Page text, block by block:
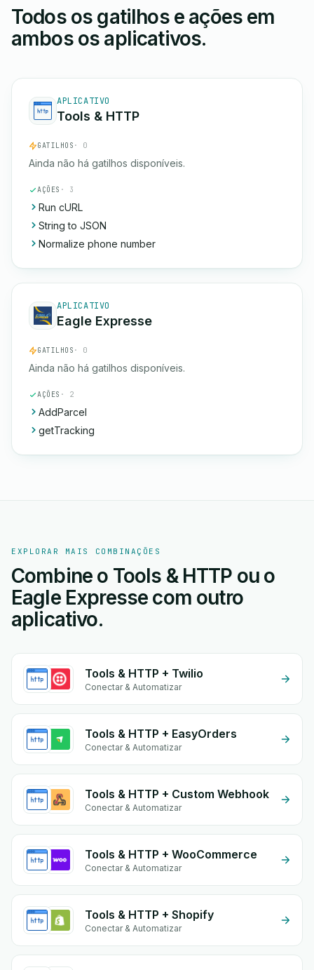
Todos os gatilhos e ações em
ambos os aplicativos.
APLICATIVO
Tools & HTTP
GATILHOS · 0
Ainda não há gatilhos disponíveis.
AÇÕES · 3
Run cURL
String to JSON
Normalize phone number
APLICATIVO
Eagle Expresse
GATILHOS · 0
Ainda não há gatilhos disponíveis.
AÇÕES · 2
AddParcel
getTracking
EXPLORAR MAIS COMBINAÇÕES
Combine o Tools & HTTP ou o
Eagle Expresse com outro
aplicativo.
Tools & HTTP + Twilio
Conectar & Automatizar
Tools & HTTP + EasyOrders
Conectar & Automatizar
Tools & HTTP + Custom Webhook
Conectar & Automatizar
Tools & HTTP + WooCommerce
Conectar & Automatizar
Tools & HTTP + Shopify
Conectar & Automatizar